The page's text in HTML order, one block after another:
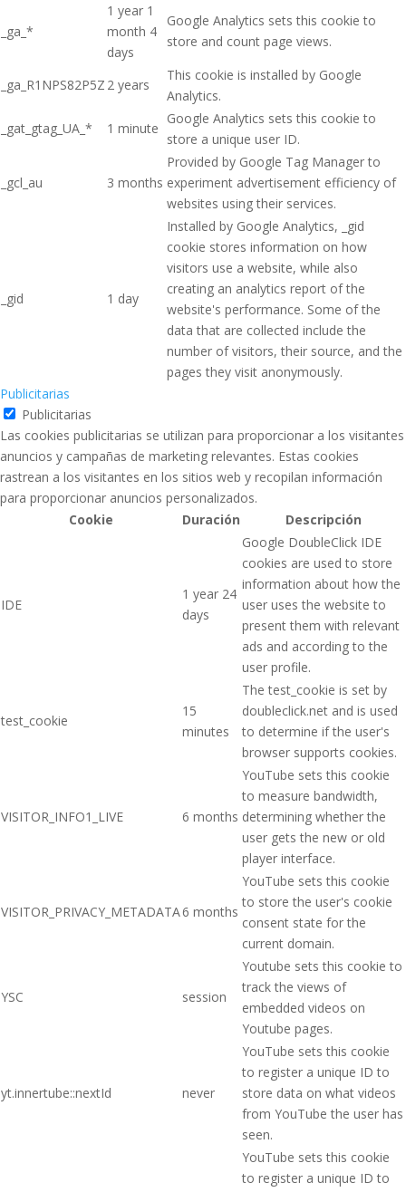
_ga_*
1 year 1
month 4
days
Google Analytics sets this cookie to
store and count page views.
_ga_R1NPS82P5Z 2 years
This cookie is installed by Google
Analytics.
_gat_gtag_UA_*
1 minute
Google Analytics sets this cookie to
store a unique user ID.
_gcl_au 3 months
Provided by Google Tag Manager to
experiment advertisement efficiency of
websites using their services.
_gid 1 day
Installed by Google Analytics, _gid
cookie stores information on how
visitors use a website, while also
creating an analytics report of the
website's performance. Some of the
data that are collected include the
number of visitors, their source, and the
pages they visit anonymously.
Publicitarias
Publicitarias
Las cookies publicitarias se utilizan para proporcionar a los visitantes
anuncios y campañas de marketing relevantes. Estas cookies
rastrean a los visitantes en los sitios web y recopilan información
para proporcionar anuncios personalizados.
Cookie
Duración Descripción
IDE
1 year 24
days
Google DoubleClick IDE
cookies are used to store
information about how the
user uses the website to
present them with relevant
ads and according to the
user profile.
test_cookie
15
minutes
The test_cookie is set by
doubleclick.net and is used
to determine if the user's
browser supports cookies.
VISITOR_INFO1_LIVE 6 months
YouTube sets this cookie
to measure bandwidth,
determining whether the
user gets the new or old
player interface.
VISITOR_PRIVACY_METADATA6 months
YouTube sets this cookie
to store the user's cookie
consent state for the
current domain.
YSC session
Youtube sets this cookie to
track the views of
embedded videos on
Youtube pages.
yt.innertube::nextId never
YouTube sets this cookie
to register a unique ID to
store data on what videos
from YouTube the user has
seen.
YouTube sets this cookie
to register a unique ID to